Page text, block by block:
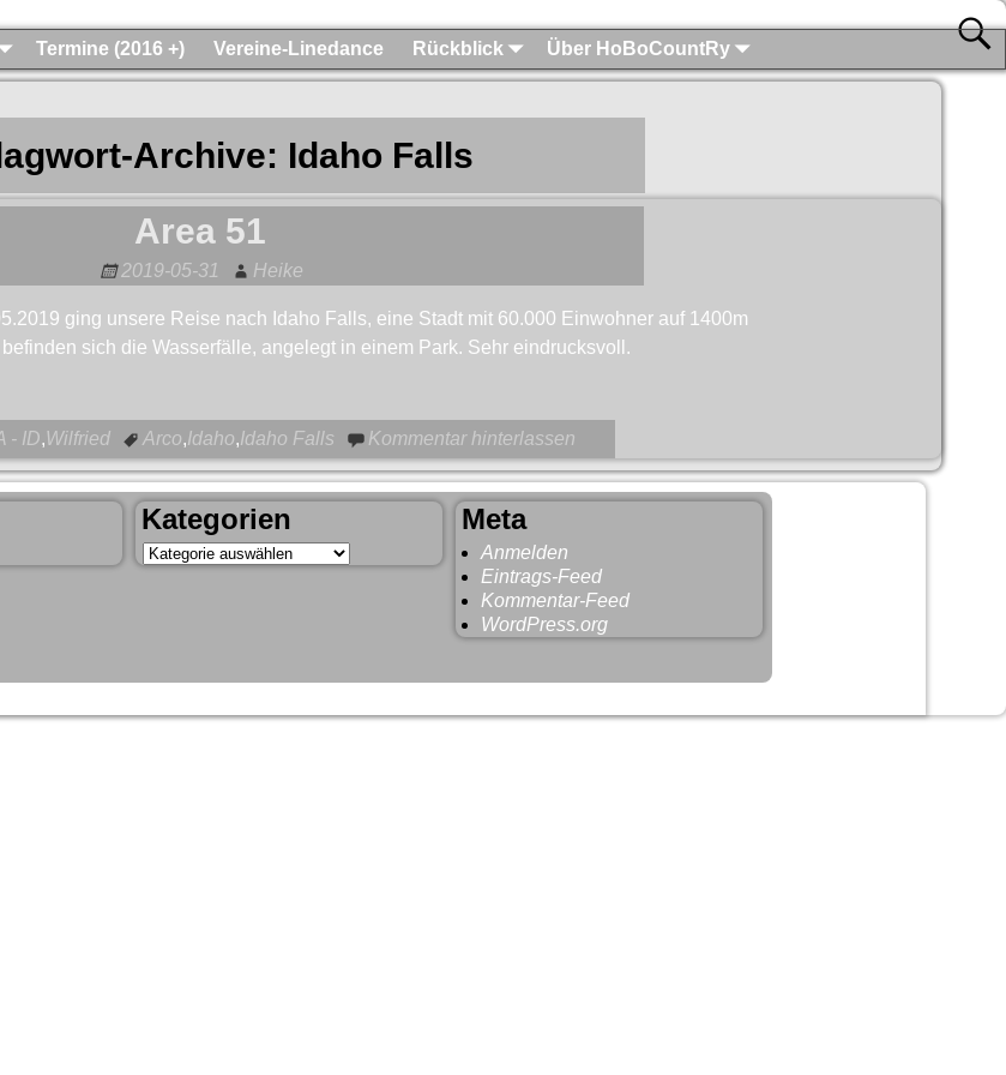
Termine (2016 +) Vereine-Linedance Rückblick Über HoBoCountRy
Archive: Idaho Falls
Area 51
2019-05-31 Heike
ging unsere Reise nach Idaho Falls, eine Stadt mit 60.000 Einwohner auf 1400m
befinden sich die Wasserfälle, angelegt in einem Park. Sehr eindrucksvoll.
- ID, Wilfried Arco,Idaho,Idaho Falls Kommentar hinterlassen
Kategorien Meta
Anmelden
Eintrags-Feed
Kommentar-Feed
WordPress.org